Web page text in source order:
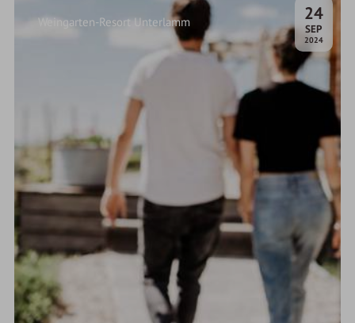
24
SEP.
2024
Weingarten-Resort Unterlamm